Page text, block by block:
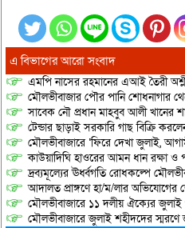
এ বিভাগের আরো সংবাদ
এমপি নাসের রহমানের এআই তৈরী
মৌলভীবাজার পৌর পানি শোধনাগার
সাবেক নৌ প্রধান মাহবুব আলী খানের
টেন্ডার ছাড়াই সরকারি গাছ বিক্রি
মৌলভীবাজারে ‘ফিরে দেখা জুলাই,
কাউয়াদিঘি হাওরের আমন ধান রক্ষা ও
দ্রব্যমূল্যের ঊর্ধ্বগতি রোধকল্পে
আদালত প্রাঙ্গণে হা/ম/লার অভিযোগের
মৌলভীবাজারে ১১ দলীয় ঐক্যের জুলাই
মৌলভীবাজারে জুলাই শহীদদের